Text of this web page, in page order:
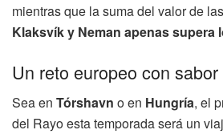
mientras que la suma del valor de las
Klaksvík y Neman apenas supera
Un reto europeo con
Sea en Tórshavn o en Hungría, el
del Rayo esta temporada será un